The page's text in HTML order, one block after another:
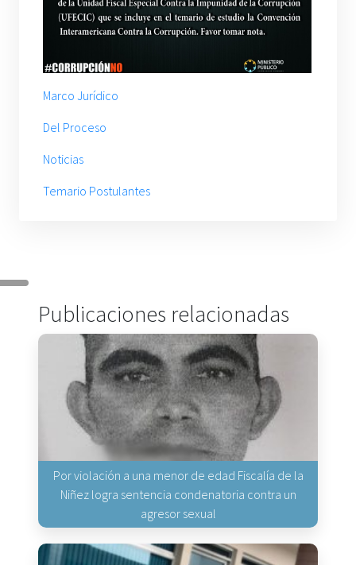
Marco Jurídico
Del Proceso
Noticias
Temario Postulantes
Publicaciones relacionadas
Por violación a una menor de edad Fiscalía de la
Niñez logra sentencia condenatoria contra un
agresor sexual